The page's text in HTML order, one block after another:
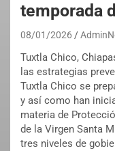
temporada
08/01/2026
Tuxtla Chico,
las estrategias
Tuxtla Chico se
y así como han
materia de
de la Virgen Santa
tres niveles de